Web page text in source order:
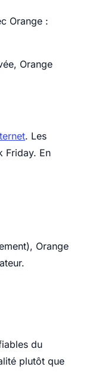
Orange :
Orange
. Les
Friday. En
Orange
du
plutôt que